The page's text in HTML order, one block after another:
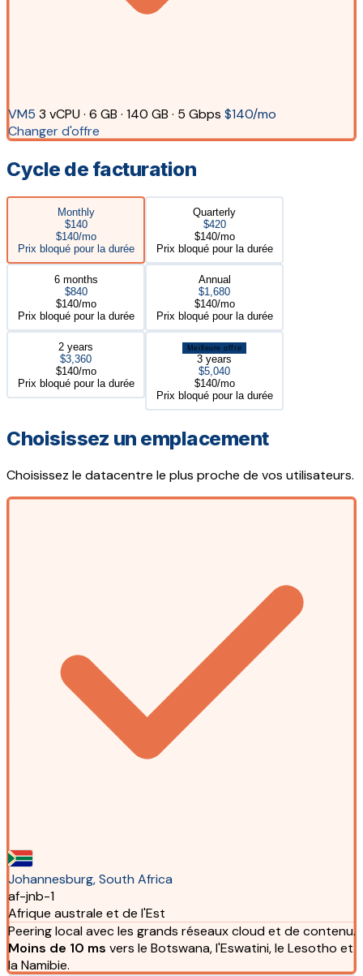
VM5 3 vCPU · 6 GB · 140 GB · 5 Gbps $140/mo
Changer d'offre
Cycle de facturation
Monthly
$140
$140/mo
Prix bloqué pour la durée
Quarterly
$420
$140/mo
Prix bloqué pour la durée
6 months
$840
$140/mo
Prix bloqué pour la durée
Annual
$1,680
$140/mo
Prix bloqué pour la durée
2 years
$3,360
$140/mo
Prix bloqué pour la durée
Meilleure offre
3 years
$5,040
$140/mo
Prix bloqué pour la durée
Choisissez un emplacement
Choisissez le datacentre le plus proche de vos utilisateurs.
Johannesburg, South Africa
af-jnb-1
Afrique australe et de l'Est
Peering local avec les grands réseaux cloud et de contenu.
Moins de 10 ms vers le Botswana, l'Eswatini, le Lesotho et
la Namibie.